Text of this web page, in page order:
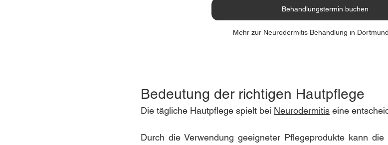
Behandlungstermin buchen
Mehr zur Neurodermitis Behandlung in
Bedeutung der richtigen Hautpflege
Die tägliche Hautpflege spielt bei Neurodermitis eine
Durch die Verwendung geeigneter Pflegeprodukte kann